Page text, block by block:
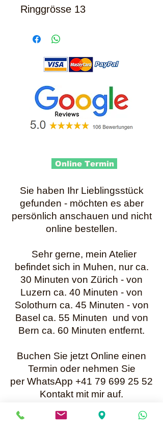
Ringgrösse 13
Online Termin
Sie haben Ihr Lieblingsstück
gefunden - möchten es aber
persönlich anschauen und nicht
online bestellen.
Sehr gerne, mein Atelier
befindet sich in Muhen, nur ca.
30 Minuten von Zürich - von
Luzern ca. 40 Minuten - von
Solothurn ca. 45 Minuten - von
Basel ca. 55 Minuten und von
Bern ca. 60 Minuten entfernt.
Buchen Sie jetzt Online einen
Termin oder nehmen Sie
per WhatsApp +41 79 699 25 52
Kontakt mit mir auf.
Bis bald Karin Müller